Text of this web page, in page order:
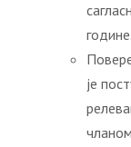
године.
је